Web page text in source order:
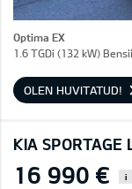
Optima EX
1.6 TGDi (132 kW)
OLEN HUVITATUD!
KIA SPORTAGE
16 990 € i